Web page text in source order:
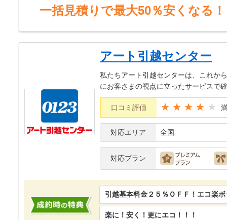
て、一人暮らし分の荷物量であって
を丁寧に扱い、すぐさま荷物に詰め
一括見積りで最大50％安くなる！
アート引越センター
私たちアート引越センターは、これか
にお客さまの視点に立ったサービスで
口コミ評価 ★★★★
対応エリア 全国
対応プラン
引越基本料金２５％ＯＦＦ！エコ楽
楽に！安く！更にエコ！！！